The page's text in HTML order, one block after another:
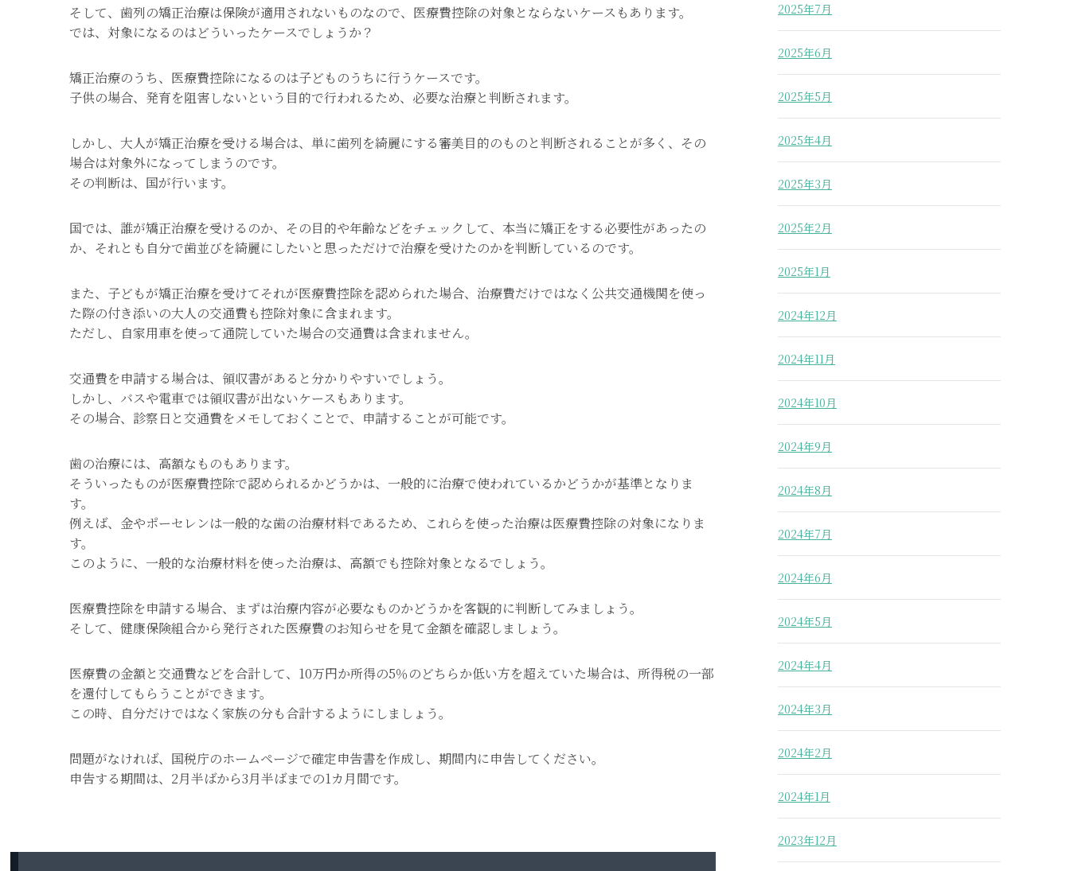
そして、歯列の矯正治療は保険が適用されないものなので、医療費控除の対象とならないケースもあります。
では、対象になるのはどういったケースでしょうか？
矯正治療のうち、医療費控除になるのは子どものうちに行うケースです。
子供の場合、発育を阻害しないという目的で行われるため、必要な治療と判断されます。
しかし、大人が矯正治療を受ける場合は、単に歯列を綺麗にする審美目的のものと判断されることが多く、その
場合は対象外になってしまうのです。
その判断は、国が行います。
国では、誰が矯正治療を受けるのか、その目的や年齢などをチェックして、本当に矯正をする必要性があったの
か、それとも自分で歯並びを綺麗にしたいと思っただけで治療を受けたのかを判断しているのです。
また、子どもが矯正治療を受けてそれが医療費控除を認められた場合、治療費だけではなく公共交通機関を使っ
た際の付き添いの大人の交通費も控除対象に含まれます。
ただし、自家用車を使って通院していた場合の交通費は含まれません。
交通費を申請する場合は、領収書があると分かりやすいでしょう。
しかし、バスや電車では領収書が出ないケースもあります。
その場合、診察日と交通費をメモしておくことで、申請することが可能です。
歯の治療には、高額なものもあります。
そういったものが医療費控除で認められるかどうかは、一般的に治療で使われているかどうかが基準となりま
す。
例えば、金やポーセレンは一般的な歯の治療材料であるため、これらを使った治療は医療費控除の対象になりま
す。
このように、一般的な治療材料を使った治療は、高額でも控除対象となるでしょう。
医療費控除を申請する場合、まずは治療内容が必要なものかどうかを客観的に判断してみましょう。
そして、健康保険組合から発行された医療費のお知らせを見て金額を確認しましょう。
医療費の金額と交通費などを合計して、10万円か所得の5％のどちらか低い方を超えていた場合は、所得税の一部
を還付してもらうことができます。
この時、自分だけではなく家族の分も合計するようにしましょう。
問題がなければ、国税庁のホームページで確定申告書を作成し、期間内に申告してください。
申告する期間は、2月半ばから3月半ばまでの1カ月間です。
2025年7月
2025年6月
2025年5月
2025年4月
2025年3月
2025年2月
2025年1月
2024年12月
2024年11月
2024年10月
2024年9月
2024年8月
2024年7月
2024年6月
2024年5月
2024年4月
2024年3月
2024年2月
2024年1月
2023年12月